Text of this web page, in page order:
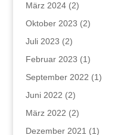
März 2024(2)
Oktober 2023 (2)
Juli 2023 (2)
Februar 2023 (1)
September 2022 (1)
Juni 2022 (2)
März 2022 (2)
Dezember 2021 (1)